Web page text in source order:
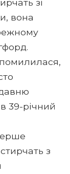
вона
39-річний
з